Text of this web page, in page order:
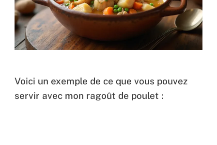
Voici un exemple de ce que vous pouvez
servir avec mon ragoût de poulet :